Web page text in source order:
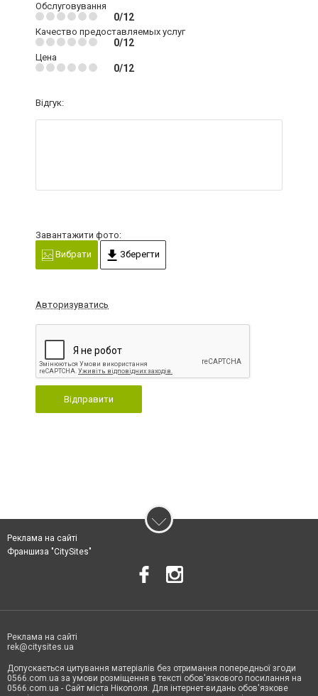
Обслуговування
0/12
Качество предоставляемых услуг
0/12
Цена
0/12
Відгук:
Завантажити фото:
Вибрати
Зберегти
Авторизуватись
Відправити
Реклама на сайті
Франшиза "CitySites"
Реклама на сайті
rek@citysites.ua
Допускається цитування матеріалів без отримання попередньої згоди
0566.com.ua за умови розміщення в тексті обов'язкового посилання на
0566.com.ua - Сайт міста Нікополя. Для інтернет-видань обов'язкове